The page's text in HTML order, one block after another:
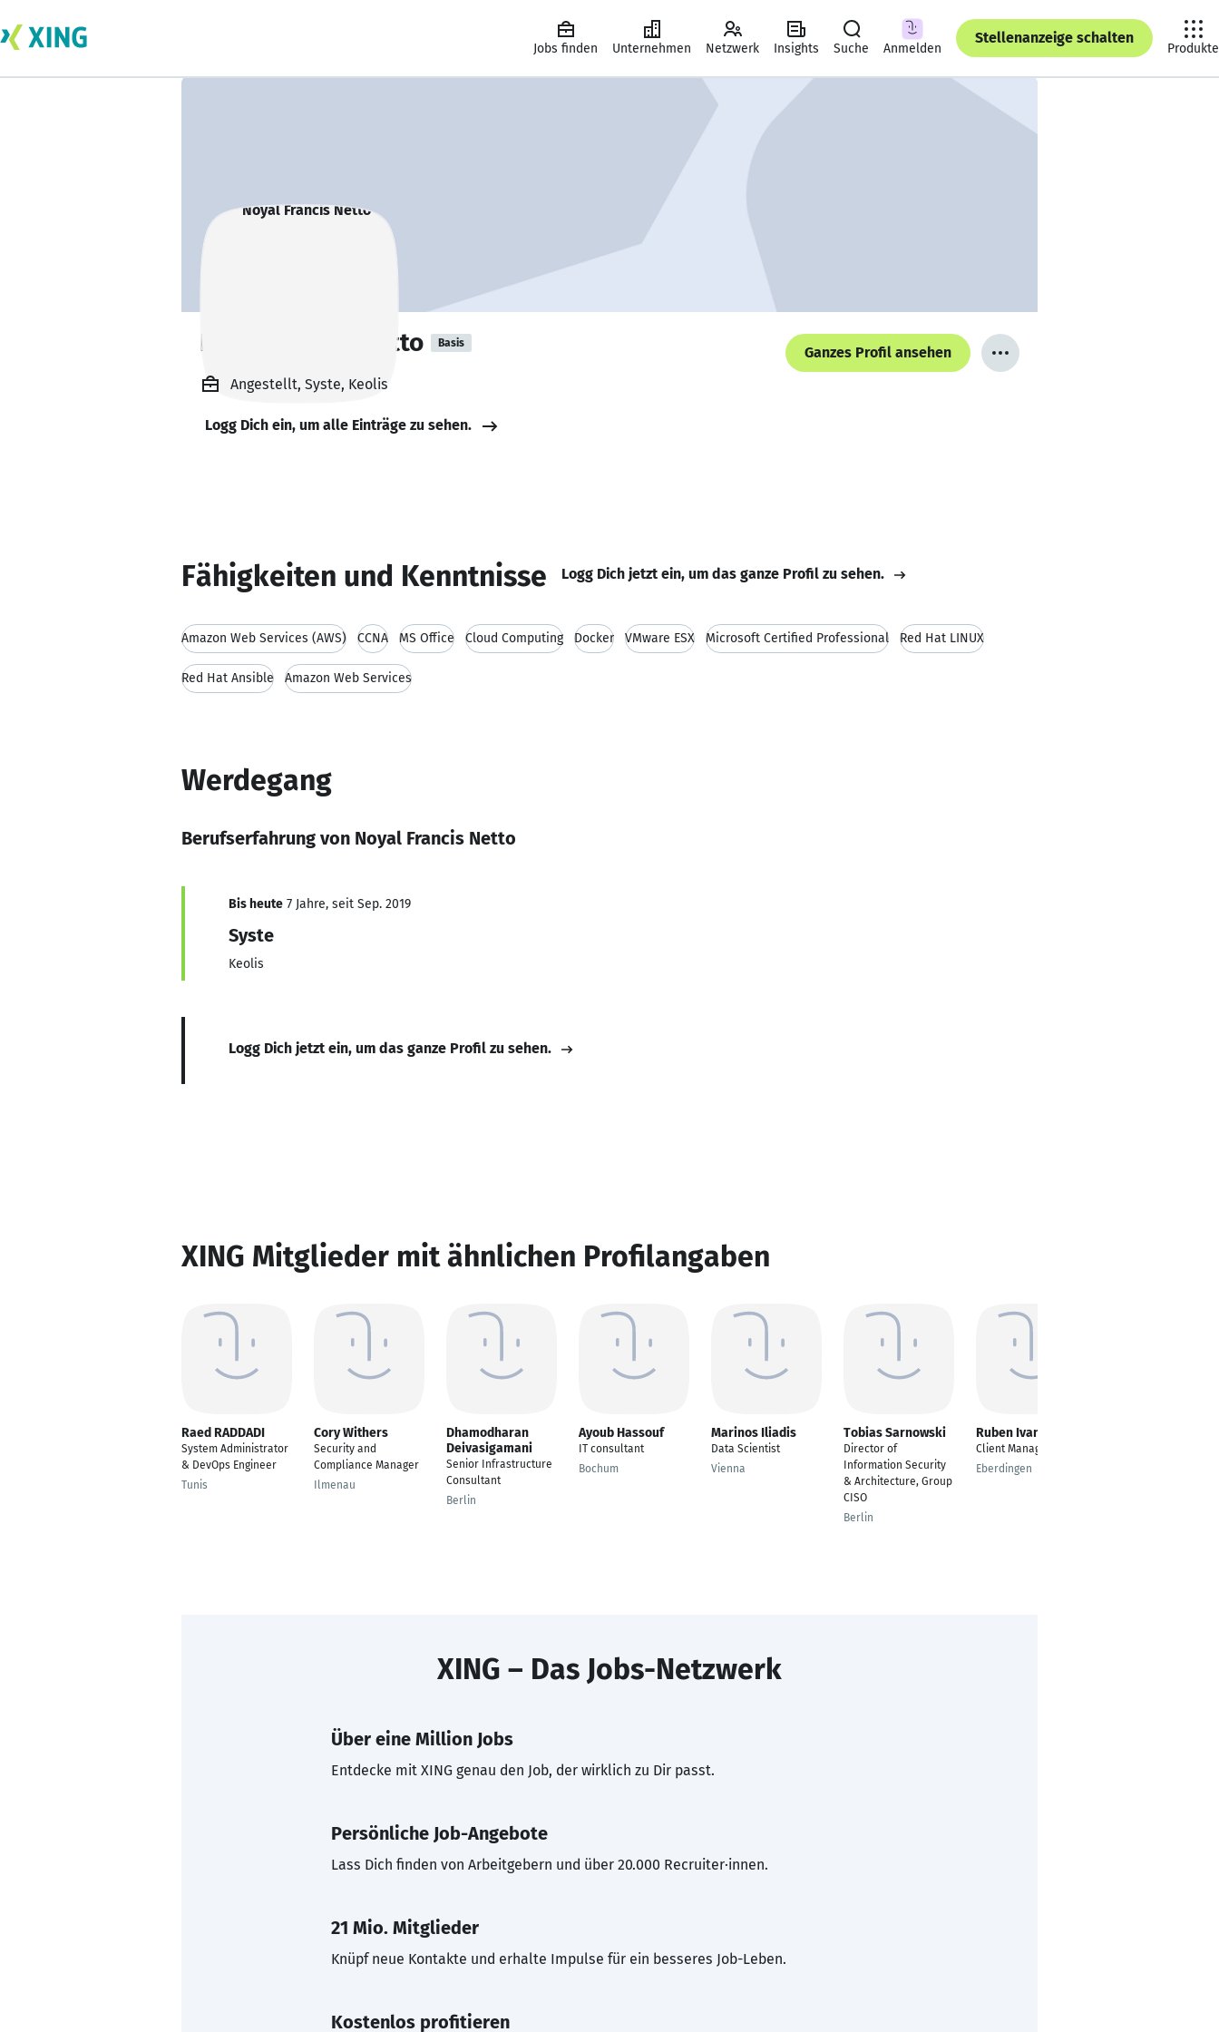
Jobs finden Unternehmen Netzwerk Insights Suche Anmelden
Stellenanzeige schalten
Produkte
Noyal Francis Netto Basis
Ganzes Profil ansehen
Angestellt, Syste, Keolis
Logg Dich ein, um alle Einträge zu sehen.
Fähigkeiten und Kenntnisse Logg Dich jetzt ein, um das ganze Profil zu sehen.
Amazon Web Services (AWS) CCNA MS Office Cloud Computing Docker VMware ESX Microsoft Certified Professional Red Hat LINUX
Red Hat Ansible Amazon Web Services
Werdegang
Berufserfahrung von Noyal Francis Netto
Bis heute 7 Jahre, seit Sep. 2019
Syste
Keolis
Logg Dich jetzt ein, um das ganze Profil zu sehen.
XING Mitglieder mit ähnlichen Profilangaben
Raed RADDADI
System Administrator
& DevOps Engineer
Tunis
Cory Withers
Security and
Compliance Manager
Ilmenau
Dhamodharan
Deivasigamani
Senior Infrastructure
Consultant
Berlin
Ayoub Hassouf
IT consultant
Bochum
Marinos Iliadis
Data Scientist
Vienna
Tobias Sarnowski
Director of
Information Security
& Architecture, Group
CISO
Berlin
Ruben Ivanovici
Client Manager
Eberdingen
XING – Das Jobs-Netzwerk
Über eine Million Jobs
Entdecke mit XING genau den Job, der wirklich zu Dir passt.
Persönliche Job-Angebote
Lass Dich finden von Arbeitgebern und über 20.000 Recruiter·innen.
21 Mio. Mitglieder
Knüpf neue Kontakte und erhalte Impulse für ein besseres Job-Leben.
Kostenlos profitieren